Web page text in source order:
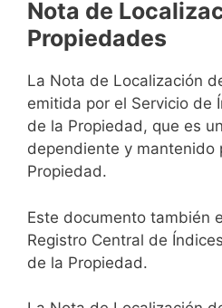
Nota de
Propiedades
La Nota de Localización
emitida por el Servicio de
de la Propiedad, que es
dependiente y mantenido
Propiedad.
Este documento también
Registro Central de
de la Propiedad.